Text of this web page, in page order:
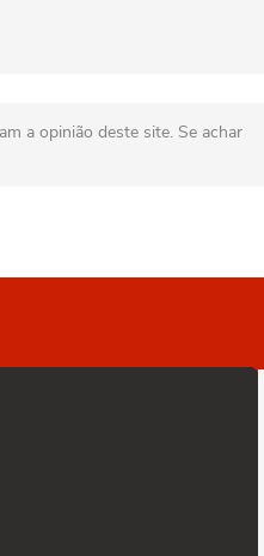
a opinião deste site. Se achar